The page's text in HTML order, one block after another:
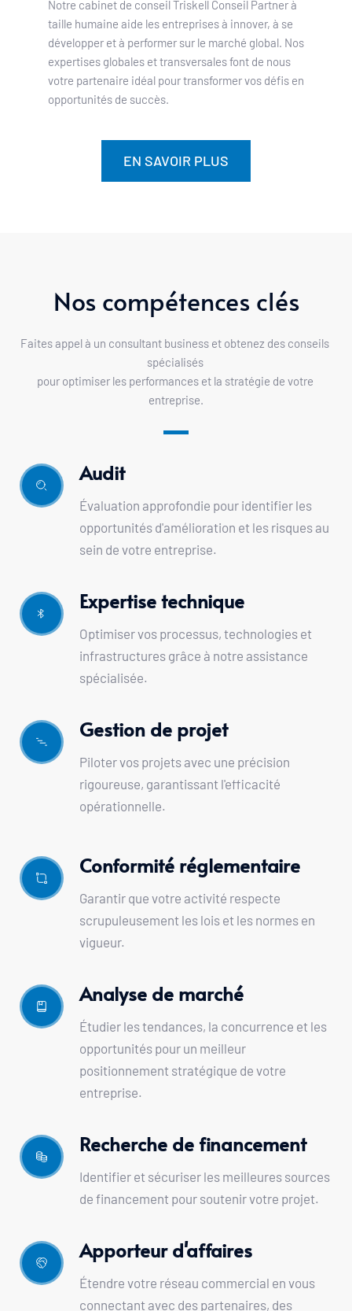
Notre cabinet de conseil Triskell Conseil Partner à
taille humaine aide les entreprises à innover, à se
développer et à performer sur le marché global. Nos
expertises globales et transversales font de nous
votre partenaire idéal pour transformer vos défis en
opportunités de succès.
EN SAVOIR PLUS
Nos compétences clés
Faites appel à un consultant business et obtenez des conseils
spécialisés
pour optimiser les performances et la stratégie de votre
entreprise.
Audit
Évaluation approfondie pour identifier les
opportunités d'amélioration et les risques au
sein de votre entreprise.
Expertise technique
Optimiser vos processus, technologies et
infrastructures grâce à notre assistance
spécialisée.
Gestion de projet
Piloter vos projets avec une précision
rigoureuse, garantissant l'efficacité
opérationnelle.
Conformité réglementaire
Garantir que votre activité respecte
scrupuleusement les lois et les normes en
vigueur.
Analyse de marché
Étudier les tendances, la concurrence et les
opportunités pour un meilleur
positionnement stratégique de votre
entreprise.
Recherche de financement
Identifier et sécuriser les meilleures sources
de financement pour soutenir votre projet.
Apporteur d'affaires
Étendre votre réseau commercial en vous
connectant avec des partenaires, des